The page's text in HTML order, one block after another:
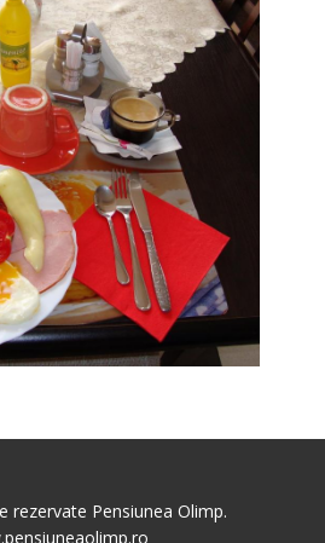
rezervate Pensiunea Olimp.